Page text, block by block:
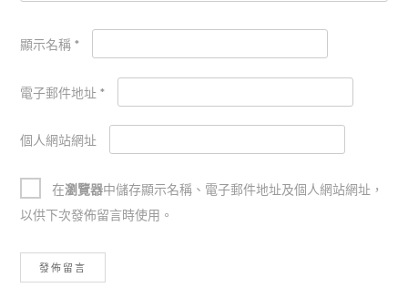
顯示名稱 *
電子郵件地址 *
個人網站網址
在瀏覽器中儲存顯示名稱、電子郵件地址及個人網站網址，
以供下次發佈留言時使用。